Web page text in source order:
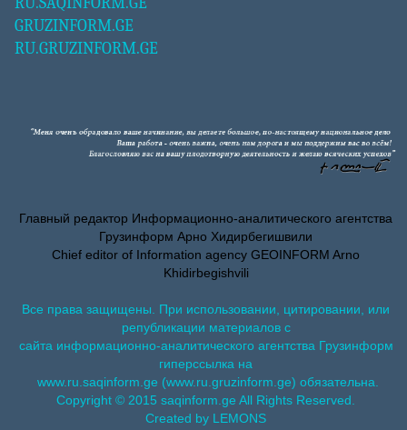
GRUZINFORM.GE
RU.GRUZINFORM.GE
Главный редактор Информационно-аналитического агентства
Грузинформ Арно Хидирбегишвили
Chief editor of Information agency GEOINFORM Arno
Khidirbegishvili
Все права защищены. При использовании, цитировании, или
републикации материалов с
сайта информационно-аналитического агентства Грузинформ
гиперссылка на
www.ru.saqinform.ge (www.ru.gruzinform.ge) обязательна.
Copyright © 2015 saqinform.ge All Rights Reserved.
Created by LEMONS